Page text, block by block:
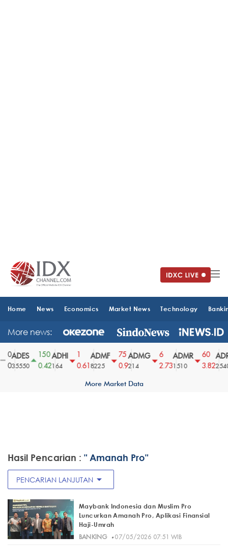
Home News Economics Market News Technology
More news:
0
0
ADES
35550
150
0.42
ADHI
164
0.61
ADMF
8225
75
0.9
ADMG
214
6
2.73
ADMR
1510
60
3.822540
More Market Data
Hasil Pencarian : " Amanah Pro"
PENCARIAN LANJUTAN arrow_drop_down
Maybank Indonesia dan Muslim Pro
Luncurkan Amanah Pro, Aplikasi Finansial
Haji-Umrah
BANKING· 07/05/2026 07:51 WIB